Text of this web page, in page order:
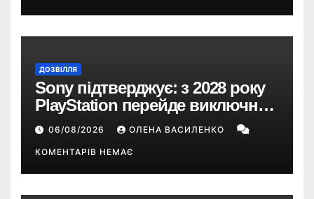
ДОЗВІЛЛЯ
Sony підтверджує: з 2028 року
PlayStation перейде виключно
на цифрові ігри
06/08/2026 ОЛЕНА ВАСИЛЕНКО
КОМЕНТАРІВ НЕМАЄ